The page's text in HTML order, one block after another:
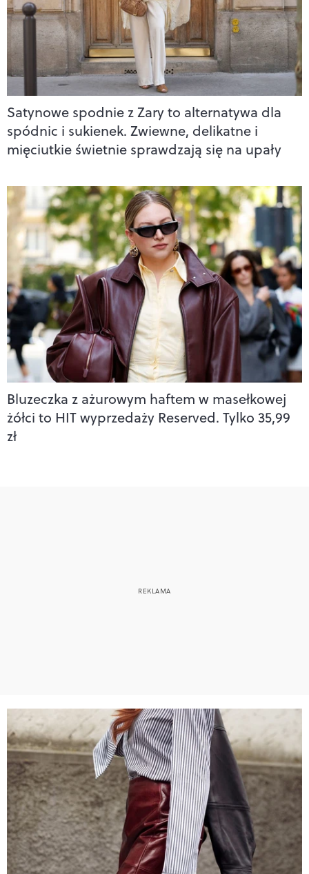
Satynowe spodnie z Zary to alternatywa dla
spódnic i sukienek. Zwiewne, delikatne i
mięciutkie świetnie sprawdzają się na upały
Bluzeczka z ażurowym haftem w masełkowej
żółci to HIT wyprzedaży Reserved. Tylko 35,99
zł